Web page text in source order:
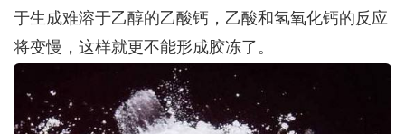
于生成难溶于乙醇的乙酸钙，乙酸和氢氧化钙的反应
将变慢，这样就更不能形成胶冻了。